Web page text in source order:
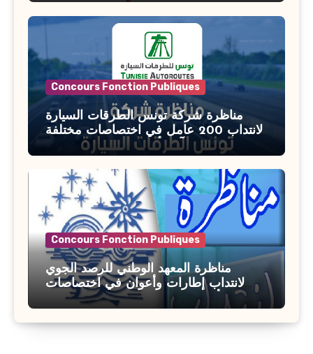
Concours Fonction Publiques
مناظرة شركة تونس الطرقات السيارة
لانتداب 200 عامل في اختصاصات مختلفة
آخر أجل : 21 جويلية 2026
Concours Fonction Publiques
مناظرة المعهد الوطني للرصد الجوي
لانتداب إطارات وأعوان في اختصاصات
مختلفة : أخر اجل للترشح 27 جويلية 2026